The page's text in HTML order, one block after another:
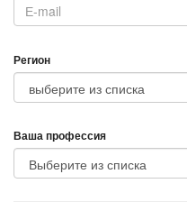
Регион
аша профессия